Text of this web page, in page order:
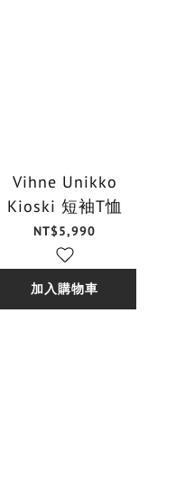
Vihne Unikko
Kioski 短袖T恤
NT$5,990
加入購物車